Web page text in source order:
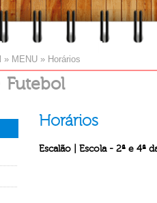
» MENU » Horários
Futebol
Horários
Escalão | Escola - 2ª e 4ª